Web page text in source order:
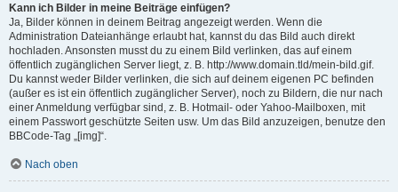
Kann ich Bilder in meine Beiträge einfügen?
Ja, Bilder können in deinem Beitrag angezeigt werden. Wenn die
Administration Dateianhänge erlaubt hat, kannst du das Bild auch direkt
hochladen. Ansonsten musst du zu einem Bild verlinken, das auf einem
öffentlich zugänglichen Server liegt, z. B. http://www.domain.tld/mein-bild.gif.
Du kannst weder Bilder verlinken, die sich auf deinem eigenen PC befinden
(außer es ist ein öffentlich zugänglicher Server), noch zu Bildern, die nur nach
einer Anmeldung verfügbar sind, z. B. Hotmail- oder Yahoo-Mailboxen, mit
einem Passwort geschützte Seiten usw. Um das Bild anzuzeigen, benutze den
BBCode-Tag „[img]“.
Nach oben